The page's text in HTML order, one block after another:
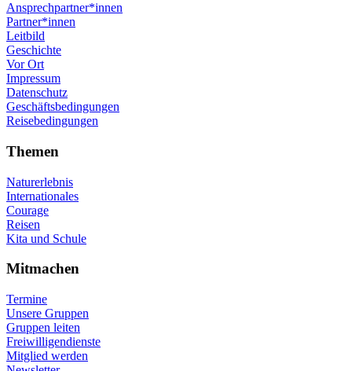
Ansprechpartner*innen
Partner*innen
Leitbild
Geschichte
Vor Ort
Impressum
Datenschutz
Geschäftsbedingungen
Reisebedingungen
Themen
Naturerlebnis
Internationales
Courage
Reisen
Kita und Schule
Mitmachen
Termine
Unsere Gruppen
Gruppen leiten
Freiwilligendienste
Mitglied werden